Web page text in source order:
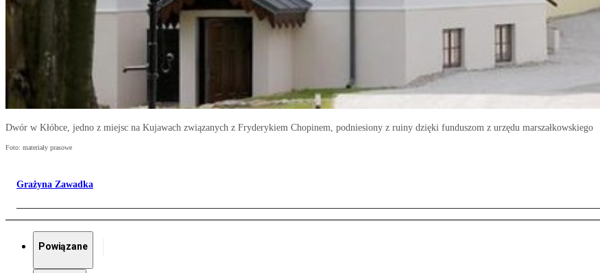
Dwór w Kłóbce, jedno z miejsc na Kujawach związanych z Fryderykiem Chopinem, podniesiony z ruiny dzięki funduszom z urzędu marszałkowskiego
Foto: materiały prasowe
Grażyna Zawadka
Powiązane